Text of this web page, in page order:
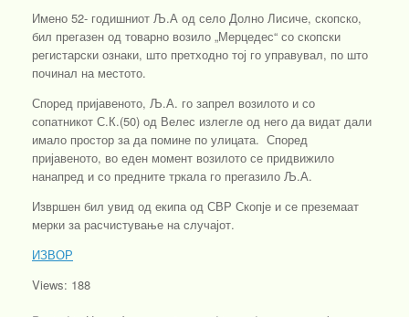
Имено 52- годишниот Љ.А од село Долно Лисиче, скопско,
бил прегазен од товарно возило „Мерцедес“ со скопски
регистарски ознаки, што претходно тој го управувал, по што
починал на местото.
Според пријавеното, Љ.А. го запрел возилото и со
сопатникот С.К.(50) од Велес излегле од него да видат дали
имало простор за да помине по улицата. Според
пријавеното, во еден момент возилото се придвижило
нанапред и со предните тркала го прегазило Љ.А.
Извршен бил увид од екипа од СВР Скопје и се преземаат
мерки за расчистување на случајот.
ИЗВОР
Views: 188